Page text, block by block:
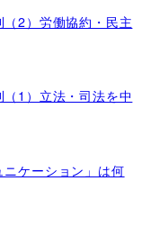
2）労働協約・民主
1）立法・司法を中
ケーション」は何